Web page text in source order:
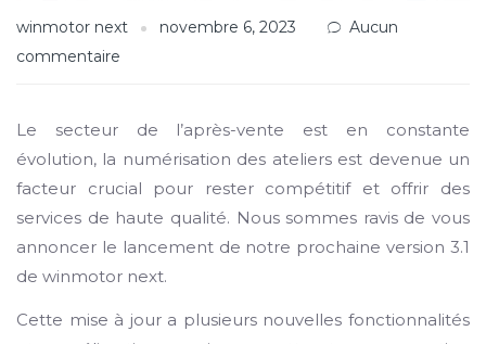
winmotor next novembre 6, 2023
Aucun
commentaire
Le secteur de l’après-vente est en constante
évolution, la numérisation des ateliers est devenue un
facteur crucial pour rester compétitif et offrir des
services de haute qualité. Nous sommes ravis de vous
annoncer le lancement de notre prochaine version 3.1
de winmotor next.
Cette mise à jour a plusieurs nouvelles fonctionnalités